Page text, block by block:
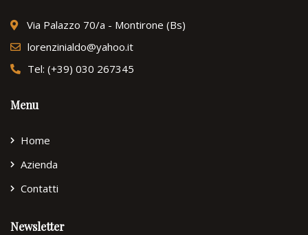
Via Palazzo 70/a - Montirone (Bs)
lorenzinialdo@yahoo.it
Tel: (+39) 030 267345
Menu
Home
Azienda
Contatti
Newsletter